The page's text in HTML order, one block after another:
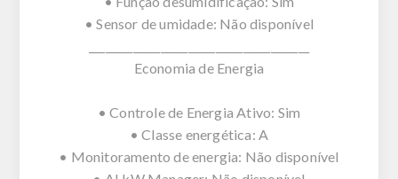
• Sensor de umidade: Não disponível
Economia de Energia
• Controle de Energia Ativo: Sim
• Classe energética: A
• Monitoramento de energia: Não disponível